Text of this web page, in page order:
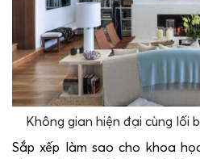
Không gian hiện đại cùng
Sắp xếp làm sao cho khoa